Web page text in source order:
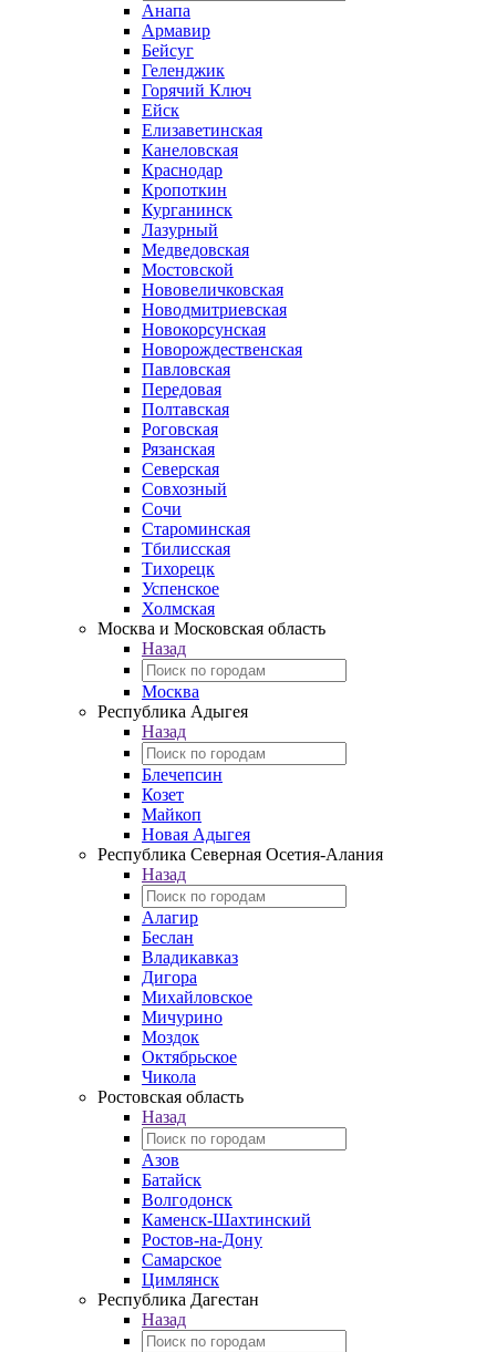
Анапа
Армавир
Бейсуг
Геленджик
Горячий Ключ
Ейск
Елизаветинская
Канеловская
Краснодар
Кропоткин
Курганинск
Лазурный
Медведовская
Мостовской
Нововеличковская
Новодмитриевская
Новокорсунская
Новорождественская
Павловская
Передовая
Полтавская
Роговская
Рязанская
Северская
Совхозный
Сочи
Староминская
Тбилисская
Тихорецк
Успенское
Холмская
Москва и Московская область
Назад
Москва
Республика Адыгея
Назад
Блечепсин
Козет
Майкоп
Новая Адыгея
Республика Северная Осетия-Алания
Назад
Алагир
Беслан
Владикавказ
Дигора
Михайловское
Мичурино
Моздок
Октябрьское
Чикола
Ростовская область
Назад
Азов
Батайск
Волгодонск
Каменск-Шахтинский
Ростов-на-Дону
Самарское
Цимлянск
Республика Дагестан
Назад